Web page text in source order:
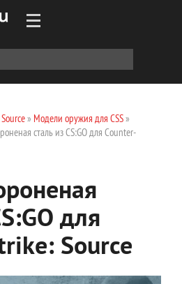
» Модели оружия для CSS»
сталь из CS:GO для Counter-
для
Source